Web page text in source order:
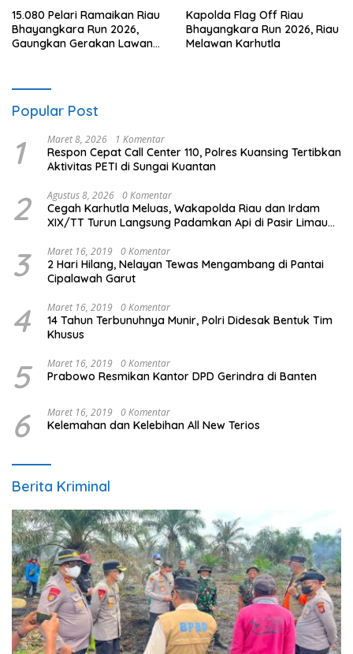
15.080 Pelari Ramaikan Riau
Bhayangkara Run 2026,
Gaungkan Gerakan Lawan
Kapolda Flag Off Riau
Bhayangkara Run 2026, Riau
Melawan Karhutla
Popular Post
1 Maret 8, 2026 1 Komentar
Respon Cepat Call Center 110, Polres Kuansing Tertibkan
Aktivitas PETI di Sungai Kuantan
2 Agustus 8, 2026 0 Komentar
Cegah Karhutla Meluas, Wakapolda Riau dan Irdam
XIX/TT Turun Langsung Padamkan Api di Pasir Limau
3 Maret 16, 2019 0 Komentar
2 Hari Hilang, Nelayan Tewas Mengambang di Pantai
Cipalawah Garut
4 Maret 16, 2019 0 Komentar
14 Tahun Terbunuhnya Munir, Polri Didesak Bentuk Tim
Khusus
5 Maret 16, 2019 0 Komentar
Prabowo Resmikan Kantor DPD Gerindra di Banten
6 Maret 16, 2019 0 Komentar
Kelemahan dan Kelebihan All New Terios
Berita Kriminal